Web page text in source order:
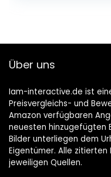
Über uns
Iam-interactive.de ist
Preisvergleichs- und
Amazon verfügbaren
neuesten hinzugefügten
Bilder unterliegen dem
Eigentümer. Alle
jeweiligen Quellen.